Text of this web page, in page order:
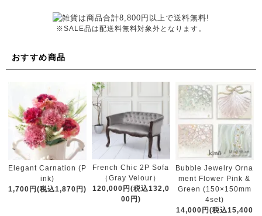
※SALE品は配送料無料対象外となります。
おすすめ商品
Elegant Carnation (P
ink)
1,700円(税込1,870円)
French Chic 2P Sofa
（Gray Velour）
120,000円(税込132,0
00円)
Bubble Jewelry Orna
ment Flower Pink &
Green (150×150mm
4set)
14,000円(税込15,400